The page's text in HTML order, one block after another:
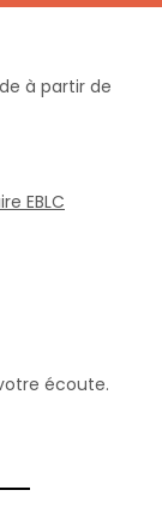
à partir de
EBLC
écoute.